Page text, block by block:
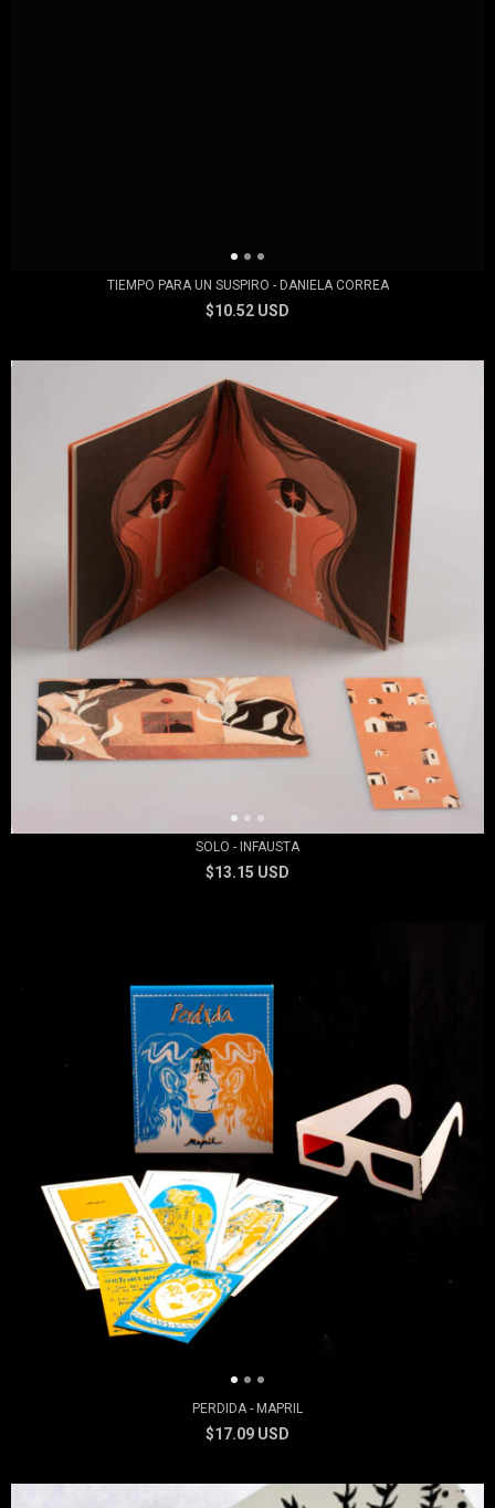
TIEMPO PARA UN SUSPIRO - DANIELA CORREA
$10.52 USD
SOLO - INFAUSTA
$13.15 USD
PERDIDA - MAPRIL
$17.09 USD